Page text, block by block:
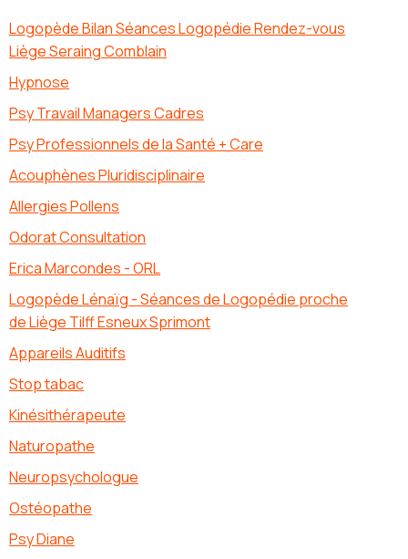
Logopède Bilan Séances Logopédie Rendez-vous
Liège Seraing Comblain
Hypnose
Psy Travail Managers Cadres
Psy Professionnels de la Santé + Care
Acouphènes Pluridisciplinaire
Allergies Pollens
Odorat Consultation
Erica Marcondes - ORL
Logopède Lénaïg - Séances de Logopédie proche
de Liège Tilff Esneux Sprimont
Appareils Auditifs
Stop tabac
Kinésithérapeute
Naturopathe
Neuropsychologue
Ostéopathe
Psy Diane